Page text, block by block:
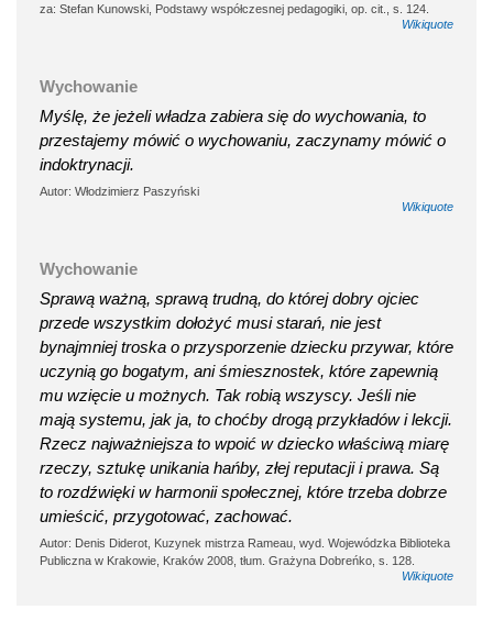
za: Stefan Kunowski, Podstawy współczesnej pedagogiki, op. cit., s. 124.
Wikiquote
Wychowanie
Myślę, że jeżeli władza zabiera się do wychowania, to
przestajemy mówić o wychowaniu, zaczynamy mówić o
indoktrynacji.
Autor: Włodzimierz Paszyński
Wikiquote
Wychowanie
Sprawą ważną, sprawą trudną, do której dobry ojciec
przede wszystkim dołożyć musi starań, nie jest
bynajmniej troska o przysporzenie dziecku przywar, które
uczynią go bogatym, ani śmiesznostek, które zapewnią
mu wzięcie u możnych. Tak robią wszyscy. Jeśli nie
mają systemu, jak ja, to choćby drogą przykładów i lekcji.
Rzecz najważniejsza to wpoić w dziecko właściwą miarę
rzeczy, sztukę unikania hańby, złej reputacji i prawa. Są
to rozdźwięki w harmonii społecznej, które trzeba dobrze
umieścić, przygotować, zachować.
Autor: Denis Diderot, Kuzynek mistrza Rameau, wyd. Wojewódzka Biblioteka
Publiczna w Krakowie, Kraków 2008, tłum. Grażyna Dobreńko, s. 128.
Wikiquote